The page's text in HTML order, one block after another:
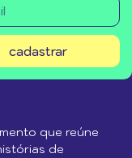
cadastrar
que reúne
de